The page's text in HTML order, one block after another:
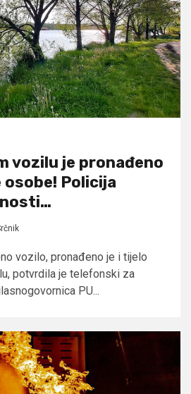
vozilu je pronađeno
Policija
vozilo, pronađeno je i tijelo
potvrdila je telefonski za
PU...